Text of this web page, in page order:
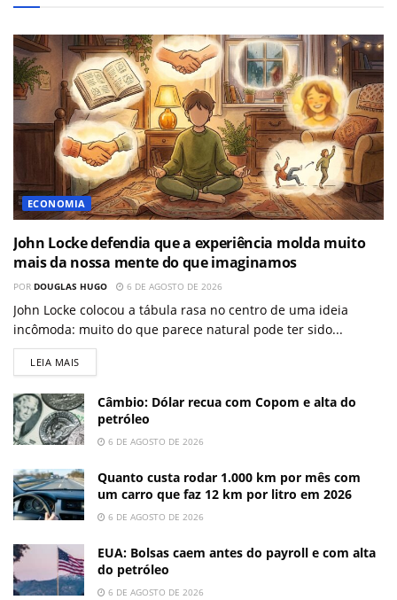
ECONOMIA
John Locke defendia que a experiência molda muito
mais da nossa mente do que imaginamos
POR DOUGLAS HUGO 6 DE AGOSTO DE 2026
John Locke colocou a tábula rasa no centro de uma ideia
incômoda: muito do que parece natural pode ter sido...
LEIA MAIS
Câmbio: Dólar recua com Copom e alta do
petróleo
6 DE AGOSTO DE 2026
Quanto custa rodar 1.000 km por mês com
um carro que faz 12 km por litro em 2026
6 DE AGOSTO DE 2026
EUA: Bolsas caem antes do payroll e com alta
do petróleo
6 DE AGOSTO DE 2026